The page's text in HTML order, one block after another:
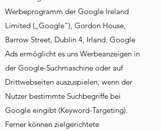
Werbeprogramm der Google Ireland
Limited („Google“), Gordon House,
Barrow Street, Dublin 4, Irland. Google
Ads ermöglicht es uns Werbeanzeigen in
der Google-Suchmaschine oder auf
Drittwebseiten auszuspielen, wenn der
Nutzer bestimmte Suchbegriffe bei
Google eingibt (Keyword-Targeting).
Ferner können zielgerichtete